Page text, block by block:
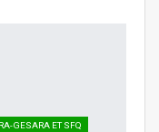
GESARA ET SFQ